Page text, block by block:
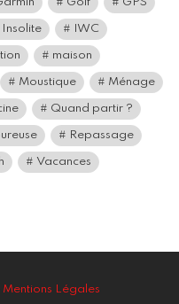
Golf GPS
Insolite IWC
maison
Moustique Ménage
Quand partir ?
Repassage
Vacances
Mentions Légales